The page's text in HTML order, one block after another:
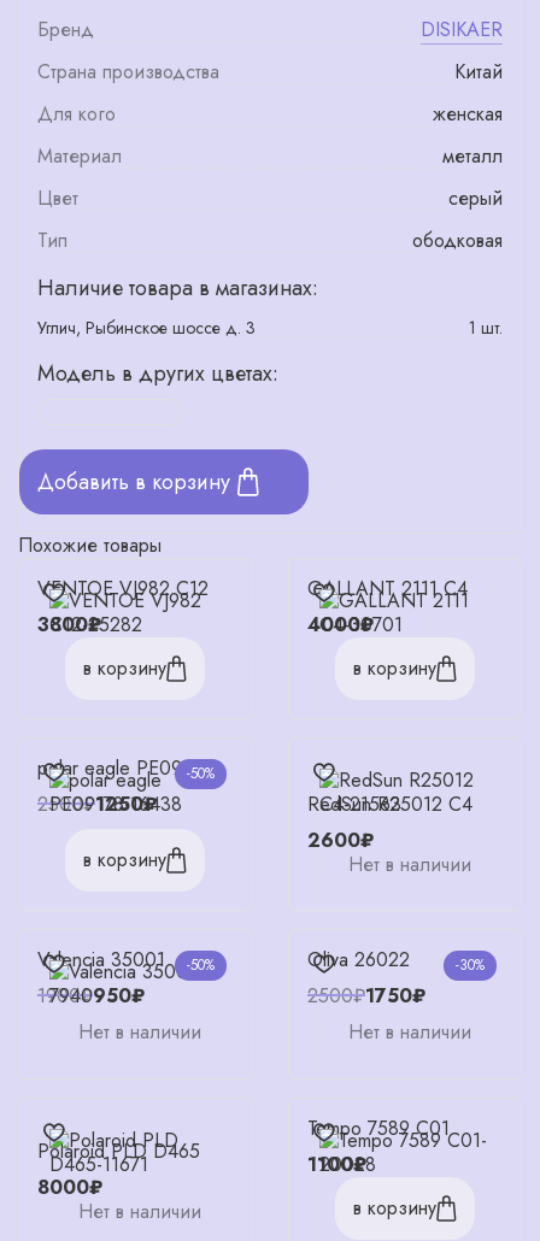
Бренд
DISIKAER
Страна производства
Китай
Для кого
женская
Материал
металл
Цвет
серый
Тип
ободковая
Наличие товара в магазинах:
Углич, Рыбинское шоссе д. 3 1 шт.
Модель в других цветах:
Добавить в корзину
Похожие товары
VENTOE VJ982 C12
3800₽
в корзину
GALLANT 2111 С4
4000₽
в корзину
-50%
polar eagle PE09178
2500₽1250₽
в корзину
RedSun R25012 C4
2600₽
Нет в наличии
-50%
Valencia 35001
1900₽950₽
Нет в наличии
-30%
Oliva 26022
2500₽1750₽
Нет в наличии
Polaroid PLD D465
8000₽
Нет в наличии
Tempo 7589 C01
1100₽
в корзину